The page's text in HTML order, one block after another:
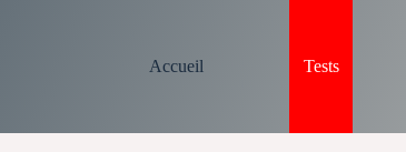
Accueil
Tests